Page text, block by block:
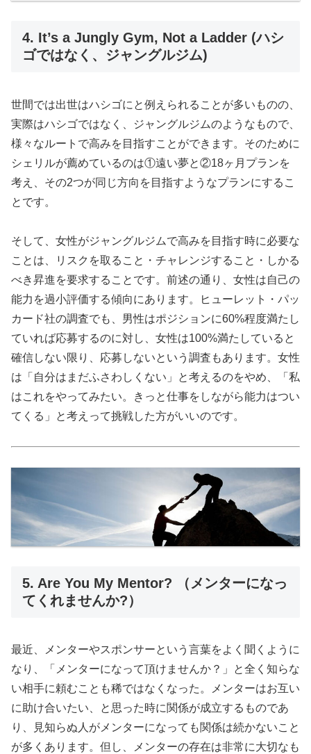
4. It’s a Jungly Gym, Not a Ladder (ハシ
ゴではなく、ジャングルジム)
世間では出世はハシゴにと例えられることが多いものの、
実際はハシゴではなく、ジャングルジムのようなもので、
様々なルートで高みを目指すことができます。そのために
シェリルが薦めているのは①遠い夢と②18ヶ月プランを
考え、その2つが同じ方向を目指すようなプランにするこ
とです。
そして、女性がジャングルジムで高みを目指す時に必要な
ことは、リスクを取ること・チャレンジすること・しかる
べき昇進を要求することです。前述の通り、女性は自己の
能力を過小評価する傾向にあります。ヒューレット・パッ
カード社の調査でも、男性はポジションに60%程度満たし
ていれば応募するのに対し、女性は100%満たしていると
確信しない限り、応募しないという調査もあります。女性
は「自分はまだふさわしくない」と考えるのをやめ、「私
はこれをやってみたい。きっと仕事をしながら能力はつい
てくる」と考えって挑戦した方がいいのです。
5. Are You My Mentor? （メンターになっ
てくれませんか?）
最近、メンターやスポンサーという言葉をよく聞くように
なり、「メンターになって頂けませんか？」と全く知らな
い相手に頼むことも稀ではなくなった。メンターはお互い
に助け合いたい、と思った時に関係が成立するものであ
り、見知らぬ人がメンターになっても関係は続かないこと
が多くあります。但し、メンターの存在は非常に大切なも